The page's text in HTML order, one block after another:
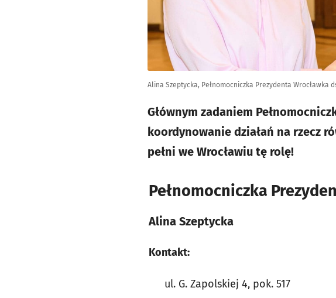
Alina Szeptycka, Pełnomocniczka Prezydenta
Głównym zadaniem
koordynowanie działań na rzecz
pełni we Wrocławiu tę rolę!
Pełnomocniczka
Alina Szeptycka
Kontakt:
ul. G. Zapolskiej 4, pok. 517